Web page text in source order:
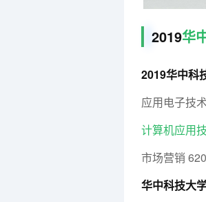
2019华
2019华中科
应用电子技
计算机应用
市场营销
华中科技大